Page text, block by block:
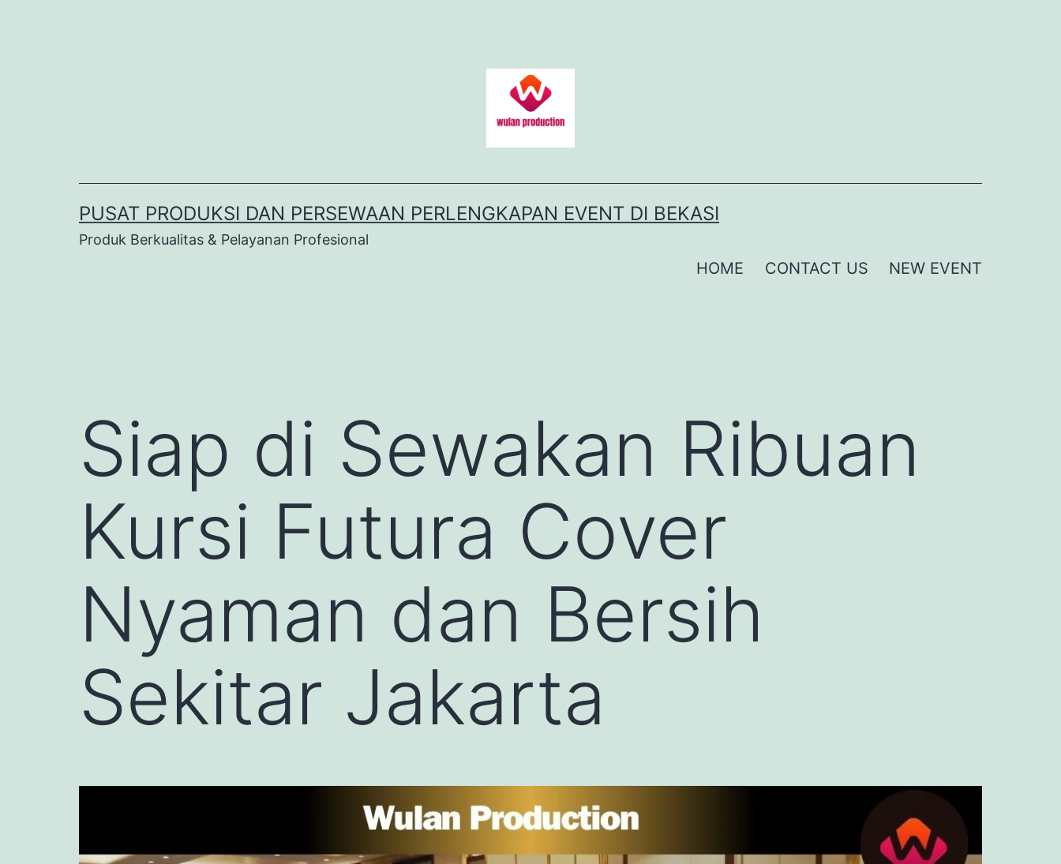
PUSAT PRODUKSI DAN PERSEWAAN PERLENGKAPAN EVENT DI BEKASI
Produk Berkualitas & Pelayanan Profesional
HOME CONTACT US NEW EVENT
Siap di Sewakan Ribuan
Kursi Futura Cover
Nyaman dan Bersih
Sekitar Jakarta